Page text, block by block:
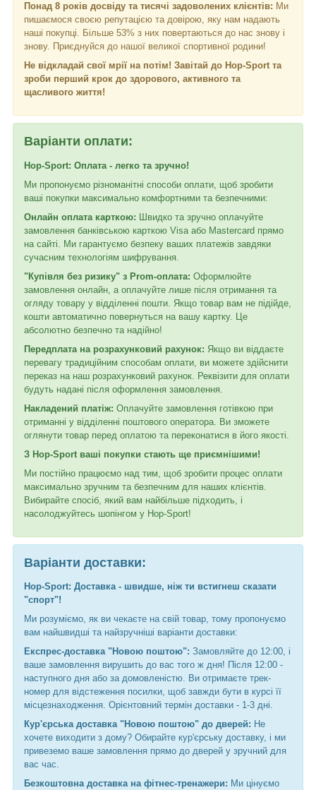
Понад 8 років досвіду та тисячі задоволених клієнтів: Ми
пишаємося своєю репутацією та довірою, яку нам надають
наші покупці. Більше 53% з них повертаються до нас знову і
знову. Приєднуйся до нашої великої спортивної родини!
Не відкладай свої мрії на потім! Завітай до Hop-Sport та
зроби перший крок до здорового, активного та
щасливого життя!
Варіанти оплати:
Hop-Sport: Оплата - легко та зручно!
Ми пропонуємо різноманітні способи оплати, щоб зробити
ваші покупки максимально комфортними та безпечними:
Онлайн оплата карткою: Швидко та зручно оплачуйте
замовлення банківською карткою Visa або Mastercard прямо
на сайті. Ми гарантуємо безпеку ваших платежів завдяки
сучасним технологіям шифрування.
"Купівля без ризику" з Prom-оплата: Оформлюйте
замовлення онлайн, а оплачуйте лише після отримання та
огляду товару у відділенні пошти. Якщо товар вам не підійде,
кошти автоматично повернуться на вашу картку. Це
абсолютно безпечно та надійно!
Передплата на розрахунковий рахунок: Якщо ви віддаєте
перевагу традиційним способам оплати, ви можете здійснити
переказ на наш розрахунковий рахунок. Реквізити для оплати
будуть надані після оформлення замовлення.
Накладений платіж: Оплачуйте замовлення готівкою при
отриманні у відділенні поштового оператора. Ви зможете
оглянути товар перед оплатою та переконатися в його якості.
З Hop-Sport ваші покупки стають ще приємнішими!
Ми постійно працюємо над тим, щоб зробити процес оплати
максимально зручним та безпечним для наших клієнтів.
Вибирайте спосіб, який вам найбільше підходить, і
насолоджуйтесь шопінгом у Hop-Sport!
Варіанти доставки:
Hop-Sport: Доставка - швидше, ніж ти встигнеш сказати
"спорт"!
Ми розуміємо, як ви чекаєте на свій товар, тому пропонуємо
вам найшвидші та найзручніші варіанти доставки:
Експрес-доставка "Новою поштою": Замовляйте до 12:00, і
ваше замовлення вирушить до вас того ж дня! Після 12:00 -
наступного дня або за домовленістю. Ви отримаєте трек-
номер для відстеження посилки, щоб завжди бути в курсі її
місцезнаходження. Орієнтовний термін доставки - 1-3 дні.
Кур'єрська доставка "Новою поштою" до дверей: Не
хочете виходити з дому? Обирайте кур'єрську доставку, і ми
привеземо ваше замовлення прямо до дверей у зручний для
вас час.
Безкоштовна доставка на фітнес-тренажери: Ми цінуємо